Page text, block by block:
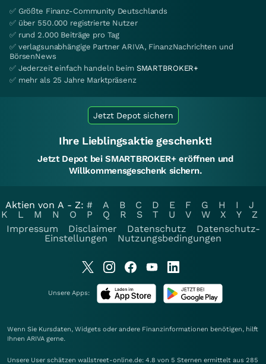
✅ Größte Finanz-Community Deutschlands
✅ über 550.000 registrierte Nutzer
✅ rund 2.000 Beiträge pro Tag
✅ verlagsunabhängige Partner ARIVA, FinanzNachrichten und
BörsenNews
✅ Jederzeit einfach handeln beim SMARTBROKER+
✅ mehr als 25 Jahre Marktpräsenz
Jetzt Depot sichern
Ihre Lieblingsaktie geschenkt!
Jetzt Depot bei SMARTBROKER+ eröffnen und
Willkommensgeschenk sichern.
Aktien von A - Z: # A B C D E F G H I
J
K
L M N O P Q R S T U V W X Y
Z
Impressum
Disclaimer Datenschutz
Datenschutz-
Einstellungen
Nutzungsbedingungen
Unsere Apps:
Wenn Sie Kursdaten, Widgets oder andere Finanzinformationen benötigen, hilft
Ihnen ARIVA gerne.
Unsere User schätzen wallstreet-online.de: 4.8 von 5 Sternen ermittelt aus 285